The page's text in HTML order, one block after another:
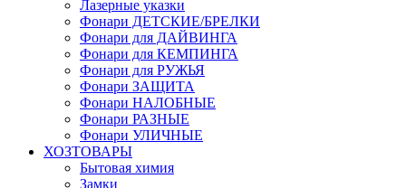
Лазерные указки
Фонари ДЕТСКИЕ/БРЕЛКИ
Фонари для ДАЙВИНГА
Фонари для КЕМПИНГА
Фонари для РУЖЬЯ
Фонари ЗАЩИТА
Фонари НАЛОБНЫЕ
Фонари РАЗНЫЕ
Фонари УЛИЧНЫЕ
ХОЗТОВАРЫ
Бытовая химия
Замки